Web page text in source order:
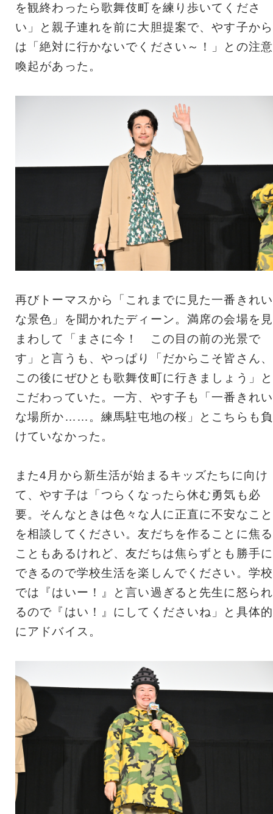
を観終わったら歌舞伎町を練り歩いてくださ
い」と親子連れを前に大胆提案で、やす子から
は「絶対に行かないでください～！」との注意
喚起があった。
再びトーマスから「これまでに見た一番きれい
な景色」を聞かれたディーン。満席の会場を見
まわして「まさに今！ この目の前の光景で
す」と言うも、やっぱり「だからこそ皆さん、
この後にぜひとも歌舞伎町に行きましょう」と
こだわっていた。一方、やす子も「一番きれい
な場所か……。練馬駐屯地の桜」とこちらも負
けていなかった。
また4月から新生活が始まるキッズたちに向け
て、やす子は「つらくなったら休む勇気も必
要。そんなときは色々な人に正直に不安なこと
を相談してください。友だちを作ることに焦る
こともあるけれど、友だちは焦らずとも勝手に
できるので学校生活を楽しんでください。学校
では『はいー！』と言い過ぎると先生に怒られ
るので『はい！』にしてくださいね」と具体的
にアドバイス。